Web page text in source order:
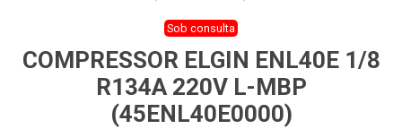
Sob consulta
COMPRESSOR ELGIN ENL40E 1/8
R134A 220V L-MBP
(45ENL40E0000)